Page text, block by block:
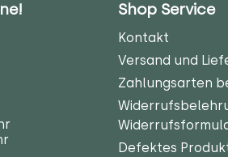
Shop Service
Kontakt
Versand und
Zahlungsarten
Defektes